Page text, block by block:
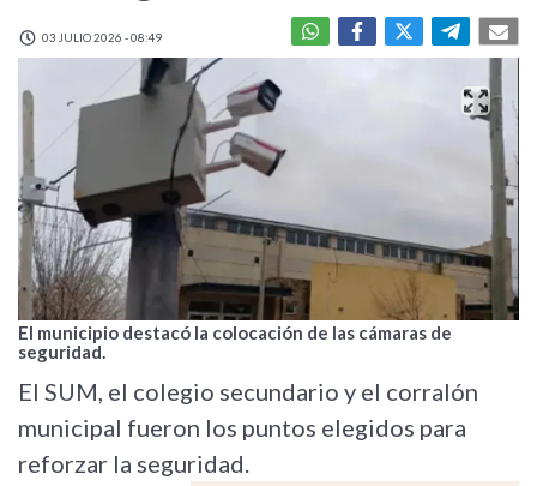
03 JULIO 2026 - 08:49
El municipio destacó la colocación de las cámaras de
seguridad.
El SUM, el colegio secundario y el corralón
municipal fueron los puntos elegidos para
reforzar la seguridad.